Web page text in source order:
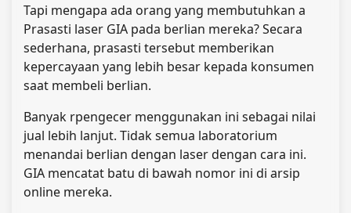
Tapi mengapa ada orang yang membutuhkan a
Prasasti laser GIA pada berlian mereka? Secara
sederhana, prasasti tersebut memberikan
kepercayaan yang lebih besar kepada konsumen
saat membeli berlian.
Banyak rpengecer menggunakan ini sebagai nilai
jual lebih lanjut. Tidak semua laboratorium
menandai berlian dengan laser dengan cara ini.
GIA mencatat batu di bawah nomor ini di arsip
online mereka.